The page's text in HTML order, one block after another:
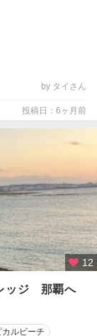
by タイさん
投稿日：6ヶ月前
12
ッジ 那覇へ
カルビーチ